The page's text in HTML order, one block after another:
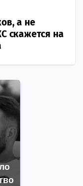
а не
скажется на